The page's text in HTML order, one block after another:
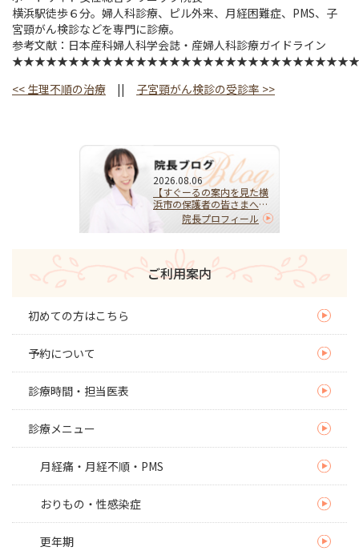
横浜駅徒歩６分。婦人科診療、ピル外来、月経困難症、PMS、子
宮頸がん検診などを専門に診療。
参考文献：日本産科婦人科学会誌・産婦人科診療ガイドライン
<< 生理不順の治療 || 子宮頸がん検診の受診率 >>
2026.08.06
【すぐーるの案内を見た横
浜市の保護者の皆さまへ】
HPVワクチンを受けるべ
き？迷ったらまず相談を｜
な選択
院長プロフィール
ご利用案内
初めての方はこちら
予約について
診療時間・担当医表
診療メニュー
月経痛・月経不順・PMS
おりもの・性感染症
更年期